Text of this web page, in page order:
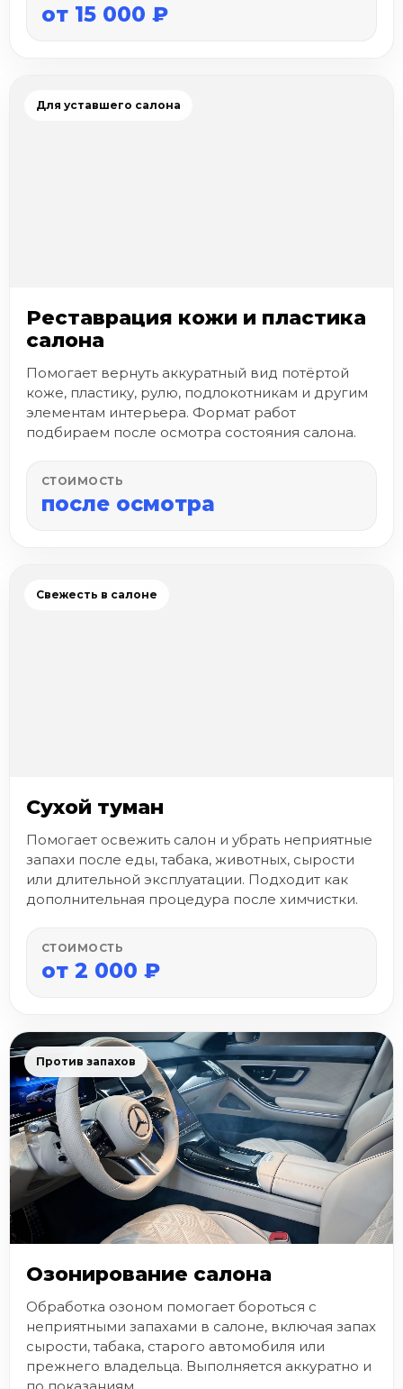
от 15 000 ₽
Для уставшего салона
Реставрация кожи и пластика
салона
Помогает вернуть аккуратный вид потёртой
коже, пластику, рулю, подлокотникам и другим
элементам интерьера. Формат работ
подбираем после осмотра состояния салона.
СТОИМОСТЬ
после осмотра
Свежесть в салоне
Сухой туман
Помогает освежить салон и убрать неприятные
запахи после еды, табака, животных, сырости
или длительной эксплуатации. Подходит как
дополнительная процедура после химчистки.
СТОИМОСТЬ
от 2 000 ₽
Против запахов
Озонирование салона
Обработка озоном помогает бороться с
неприятными запахами в салоне, включая запах
сырости, табака, старого автомобиля или
прежнего владельца. Выполняется аккуратно и